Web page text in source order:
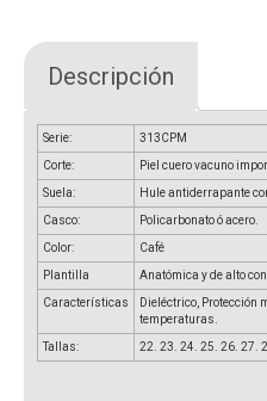
Descripción
Serie: 313CPM
Corte: Piel cuero vacuno
Suela: Hule antiderrapante
Casco: Policarbonato ó acero.
Color: Café
Plantilla Anatómica y de alto
Características
Dieléctrico, Protección
temperaturas.
Tallas: 22. 23. 24. 25. 26. 27.